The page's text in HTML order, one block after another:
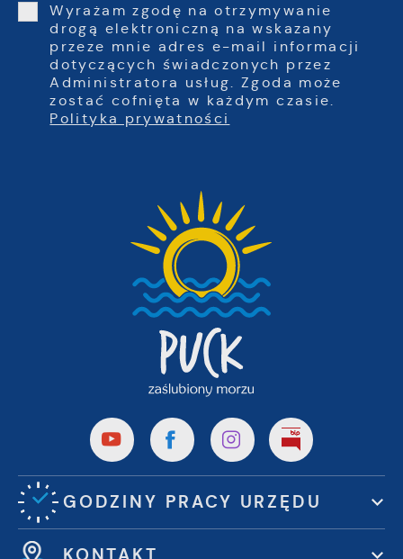
Wyrażam zgodę na otrzymywanie
drogą elektroniczną na wskazany
przeze mnie adres e-mail informacji
dotyczących świadczonych przez
Administratora usług. Zgoda może
zostać cofnięta w każdym czasie.
Polityka prywatności
GODZINY PRACY URZĘDU